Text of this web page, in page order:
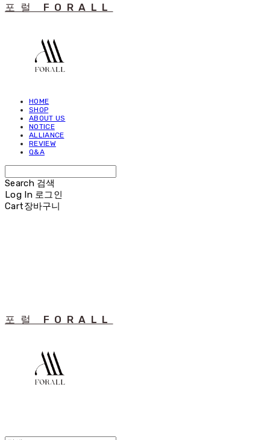
포럴 FORALL
HOME
SHOP
ABOUT US
NOTICE
ALLIANCE
REVIEW
Q&A
Search 검색
Log In 로그인
Cart장바구니
포럴 FORALL